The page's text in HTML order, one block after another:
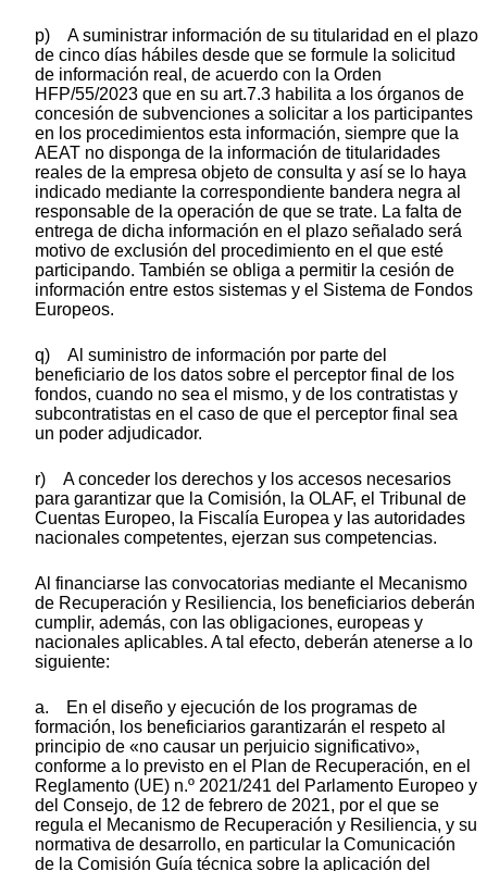
p) A suministrar información de su titularidad en el plazo
de cinco días hábiles desde que se formule la solicitud
de información real, de acuerdo con la Orden
HFP/55/2023 que en su art.7.3 habilita a los órganos de
concesión de subvenciones a solicitar a los participantes
en los procedimientos esta información, siempre que la
AEAT no disponga de la información de titularidades
reales de la empresa objeto de consulta y así se lo haya
indicado mediante la correspondiente bandera negra al
responsable de la operación de que se trate. La falta de
entrega de dicha información en el plazo señalado será
motivo de exclusión del procedimiento en el que esté
participando. También se obliga a permitir la cesión de
información entre estos sistemas y el Sistema de Fondos
Europeos.
q) Al suministro de información por parte del
beneficiario de los datos sobre el perceptor final de los
fondos, cuando no sea el mismo, y de los contratistas y
subcontratistas en el caso de que el perceptor final sea
un poder adjudicador.
r) A conceder los derechos y los accesos necesarios
para garantizar que la Comisión, la OLAF, el Tribunal de
Cuentas Europeo, la Fiscalía Europea y las autoridades
nacionales competentes, ejerzan sus competencias.
Al financiarse las convocatorias mediante el Mecanismo
de Recuperación y Resiliencia, los beneficiarios deberán
cumplir, además, con las obligaciones, europeas y
nacionales aplicables. A tal efecto, deberán atenerse a lo
siguiente:
a. En el diseño y ejecución de los programas de
formación, los beneficiarios garantizarán el respeto al
principio de «no causar un perjuicio significativo»,
conforme a lo previsto en el Plan de Recuperación, en el
Reglamento (UE) n.º 2021/241 del Parlamento Europeo y
del Consejo, de 12 de febrero de 2021, por el que se
regula el Mecanismo de Recuperación y Resiliencia, y su
normativa de desarrollo, en particular la Comunicación
de la Comisión Guía técnica sobre la aplicación del